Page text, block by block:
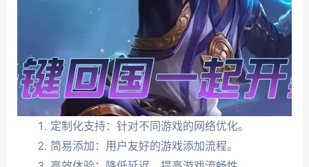
定制化支持：针对不同游戏的网络优化。
简易添加：用户友好的游戏添加流程。